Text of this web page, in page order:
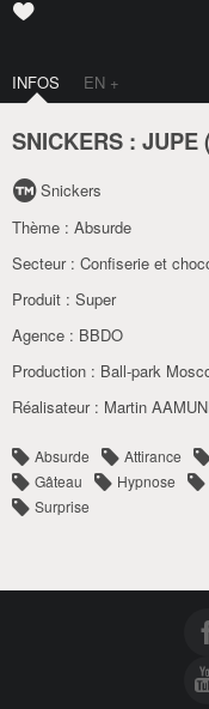
INFOS EN +
SNICKERS : JUPE
Snickers
Thème : Absurde
Secteur : Confiserie et
Produit : Super
Agence : BBDO
Production : Ball-park
Réalisateur : Martin
Absurde Attirance
Gâteau
Hypnose
Surprise